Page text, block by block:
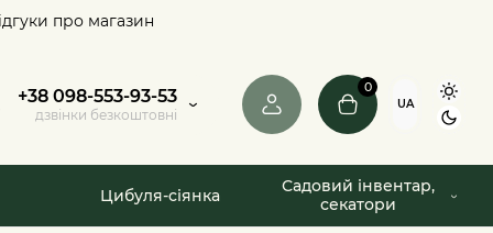
про магазин
+38 098-553-93-53
дзвінки безкоштовні
0
UA
Цибуля-сіянка
Садовий інвентар,
секатори